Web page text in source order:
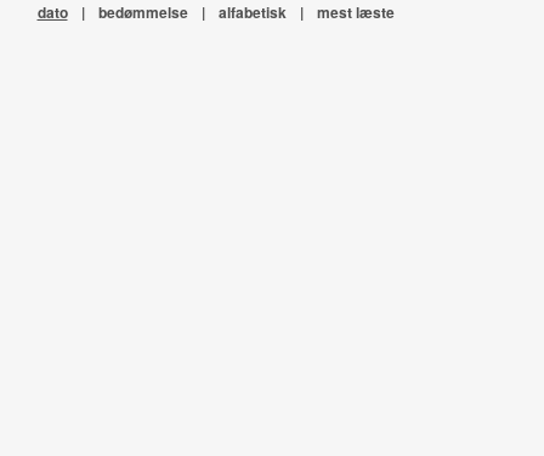
dato | bedømmelse | alfabetisk | mest læste